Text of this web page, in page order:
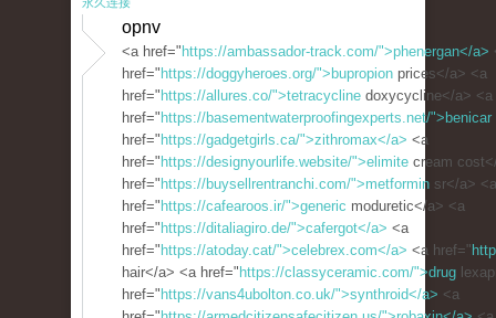
opnv
<a href=" https://ambassador-track.com/">phenergan</a>
href=" https://doggyheroes.org/">bupropion prices</a> <a
href=" https://allures.co/">tetracycline doxycycline</a> <a
href=" https://basementwaterproofingexperts.net/">benicar
href=" https://gadgetgirls.ca/">zithromax</a> <a
href=" https://designyourlife.website/">elimite cream
href=" https://buysellrentranchi.com/">metformin sr</a> <a
href=" https://cafearoos.ir/">generic moduretic</a> <a
href=" https://ditaliagiro.de/">cafergot</a> <a
href=" https://atoday.cat/">celebrex.com</a> <a href="
hair</a> <a href=" https://classyceramic.com/">drug
href=" https://vans4ubolton.co.uk/">synthroid</a> <a